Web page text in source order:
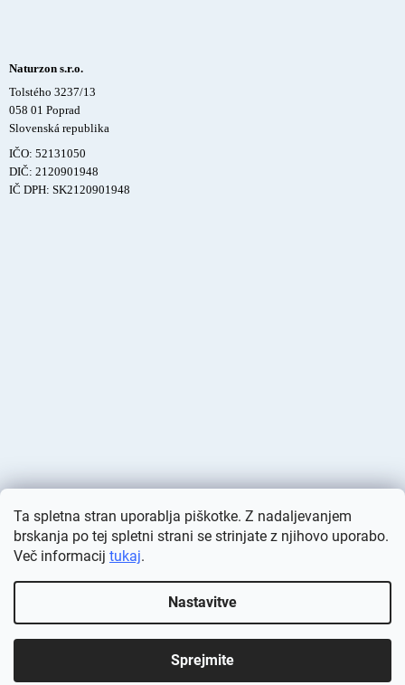
Ta spletna stran uporablja piškotke. Z nadaljevanjem
brskanja po tej spletni strani se strinjate z njihovo uporabo.
Več informacij tukaj.
Nastavitve
Sprejmite
Naturzon s.r.o.
Tolstého 3237/13
058 01 Poprad
Slovenská republika
IČO: 52131050
DIČ: 2120901948
IČ DPH: SK2120901948